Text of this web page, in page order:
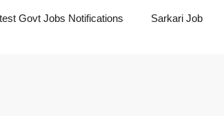
Govt Jobs Notifications Sarkari Job